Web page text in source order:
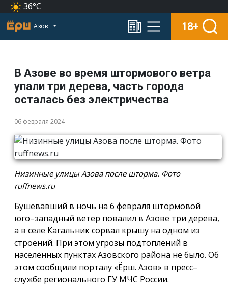
36°C
Азов 18+
В Азове во время штормового ветра
упали три дерева, часть города
осталась без электричества
06 февраля 2024
Низинные улицы Азова после шторма. Фото
ruffnews.ru
Бушевавший в ночь на 6 февраля штормовой
юго–западный ветер повалил в Азове три дерева,
а в селе Кагальник сорвал крышу на одном из
строений. При этом угрозы подтоплений в
населённых пунктах Азовского района не было. Об
этом сообщили порталу «Ёрш. Азов» в пресс–
службе регионального ГУ МЧС России.